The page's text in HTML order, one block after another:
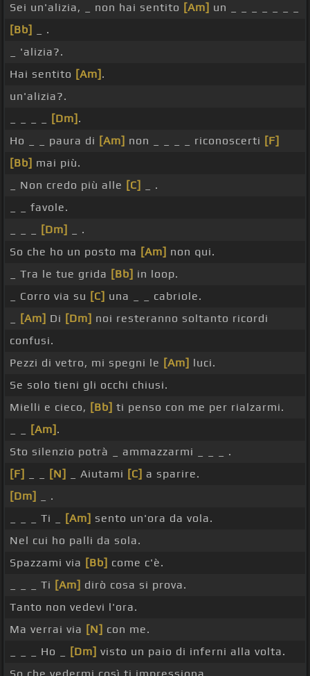
Sei un'alizia, _ non hai sentito [Am] un _ _ _ _ _ _ _
[Bb]
_ .
_ 'alizia?.
Hai sentito [Am] .
un'alizia?.
[Dm] .
Ho _ _ paura di [Am] non _ _ _ _ riconoscerti [F]
[Bb] mai più.
_ Non credo più alle [C]
_ .
_ _ favole.
[Dm]
_ .
So che ho un posto ma [Am] non qui.
_ Tra le tue grida [Bb] in loop.
_ Corro via su [C] una _ _ cabriole.
[Am] Di [Dm] noi resteranno soltanto ricordi
confusi.
Pezzi di vetro, mi spegni le [Am] luci.
Se solo tieni gli occhi chiusi.
Mielli e cieco, [Bb] ti penso con me per rialzarmi.
[Am] .
Sto silenzio potrà _ ammazzarmi _ _ _ .
[F]
[N] _ Aiutami [C] a sparire.
[Dm]
_ .
_ _ _ Ti _
[Am] sento un'ora da vola.
Nel cui ho palli da sola.
Spazzami via [Bb] come c'è.
_ _ _ Ti [Am] dirò cosa si prova.
Tanto non vedevi l'ora.
Ma verrai via [N] con me.
_ _ _ Ho _
[Dm] visto un paio di inferni alla volta.